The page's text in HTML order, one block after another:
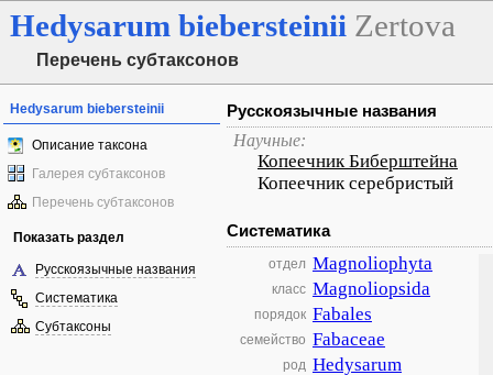
Hedysarum biebersteinii Zertova
Перечень субтаксонов
Hedysarum biebersteinii
Описание таксона
Галерея субтаксонов
Перечень субтаксонов
Показать раздел
Русскоязычные названия
Систематика
Субтаксоны
Русскоязычные названия
Научные:
Копеечник Биберштейна
Копеечник серебристый
Систематика
отдел Magnoliophyta
класс Magnoliopsida
порядок Fabales
семейство Fabaceae
род Hedysarum